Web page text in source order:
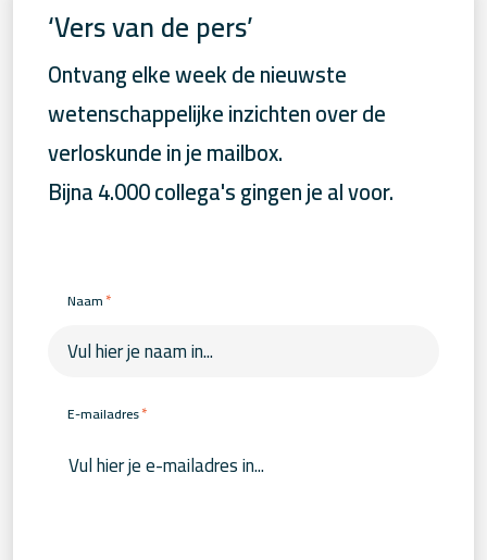
‘Vers van de pers’
Ontvang elke week de nieuwste
wetenschappelijke inzichten over de
verloskunde in je mailbox.
Bijna 4.000 collega's gingen je al voor.
Naam*
E-mailadres*